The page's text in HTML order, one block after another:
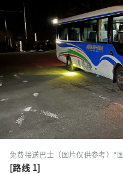
免费接送巴士（图片仅供参考）*
[路线 1]